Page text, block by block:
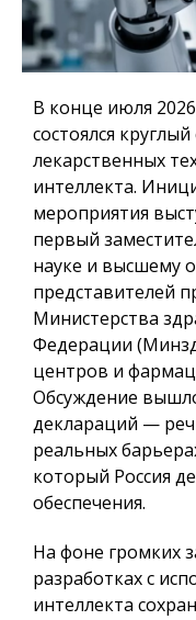
В конце июля
состоялся
лекарственных
интеллекта.
мероприятия
первый
науке и высшему
представителей
Министерства
Федерации
центров и
Обсуждение
деклараций —
реальных
который Россия
обеспечения.
На фоне громких
разработках с
интеллекта